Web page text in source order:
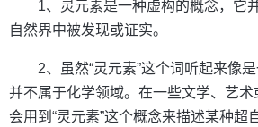
1、灵元素是一种虚构的概念，它
自然界中被发现或证实。
2、虽然“灵元素”这个词听起来像
并不属于化学领域。在一些文学、艺
会用到“灵元素”这个概念来描述某种超